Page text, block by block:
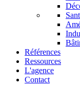
Références
Ressources
L'agence
Contact